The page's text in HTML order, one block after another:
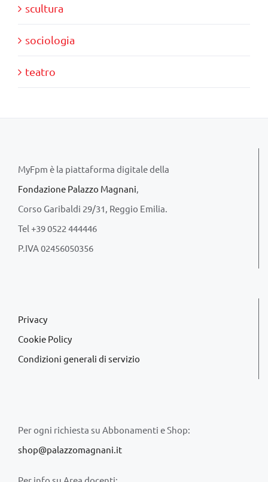
scultura
sociologia
teatro
MyFpm è la piattaforma digitale della
Fondazione Palazzo Magnani,
Corso Garibaldi 29/31, Reggio Emilia.
Tel +39 0522 444446
P.IVA 02456050356
Privacy
Cookie Policy
Condizioni generali di servizio
Per ogni richiesta su Abbonamenti e Shop:
shop@palazzomagnani.it